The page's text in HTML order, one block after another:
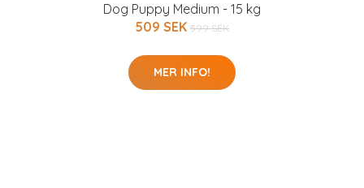
Dog Puppy Medium - 15 kg
509 SEK 599 SEK
MER INFO!